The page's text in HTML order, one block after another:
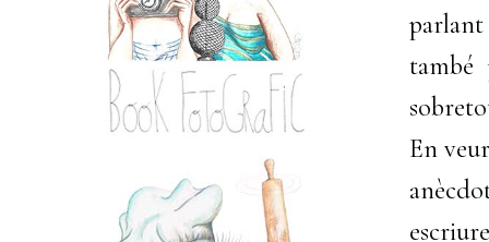
parlant
també
En